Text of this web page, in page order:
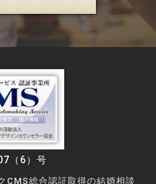
（6）号
CMS総合認証取得の結婚相談